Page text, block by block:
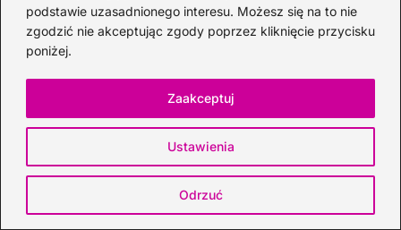
podstawie uzasadnionego interesu. Możesz się na to nie
zgodzić nie akceptując zgody poprzez kliknięcie przycisku
poniżej.
Ustawienia
Odrzuć
Zaakceptuj
Jak posadzić bazylię w doniczce? 5
błędów, których unikniesz
2026-08-08